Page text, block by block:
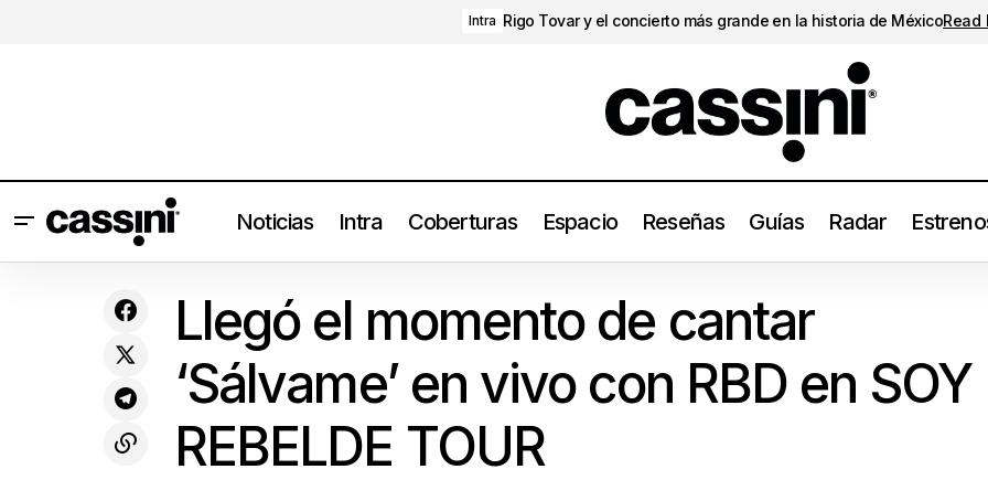
Intra Rigo Tovar y el concierto más grande en la historia de MéxicoRead
Noticias Intra Coberturas Espacio Reseñas Guías Radar
Enrique Iglesias, Bizarrap, Black Eyed
Peas, Becky G y más
Llegó el momento de cantar ‘Sálvame’ en vivo con RBD en SOY
Llegó el momento de cantar
‘Sálvame’ en vivo con RBD en SOY
REBELDE TOUR